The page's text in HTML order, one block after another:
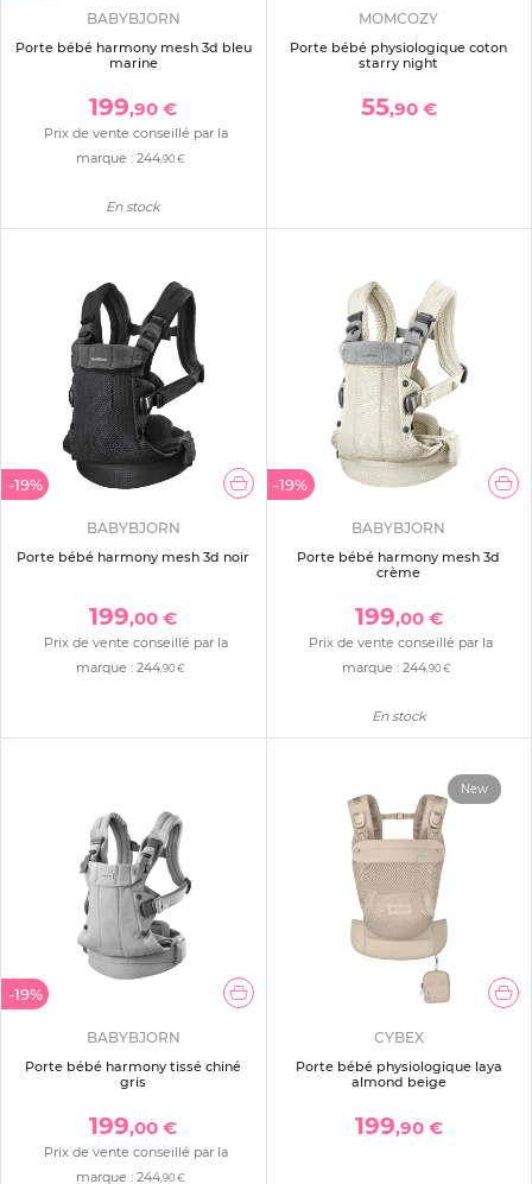
BABYBJORN
Porte bébé harmony mesh 3d bleu
marine
199,90 €
Prix de vente conseillé par la
marque :244,90 €
En stock
MOMCOZY
Porte bébé physiologique coton
starry night
55,90 €
-19%
BABYBJORN
Porte bébé harmony mesh 3d noir
199,00 €
Prix de vente conseillé par la
marque :244,90 €
-19%
BABYBJORN
Porte bébé harmony mesh 3d
crème
199,00 €
Prix de vente conseillé par la
marque : 244,90 €
En stock
-19%
BABYBJORN
Porte bébé harmony tissé chiné
gris
199,00 €
Prix de vente conseillé par la
marque :244,90 €
New
CYBEX
Porte bébé physiologique laya
almond beige
199,90 €